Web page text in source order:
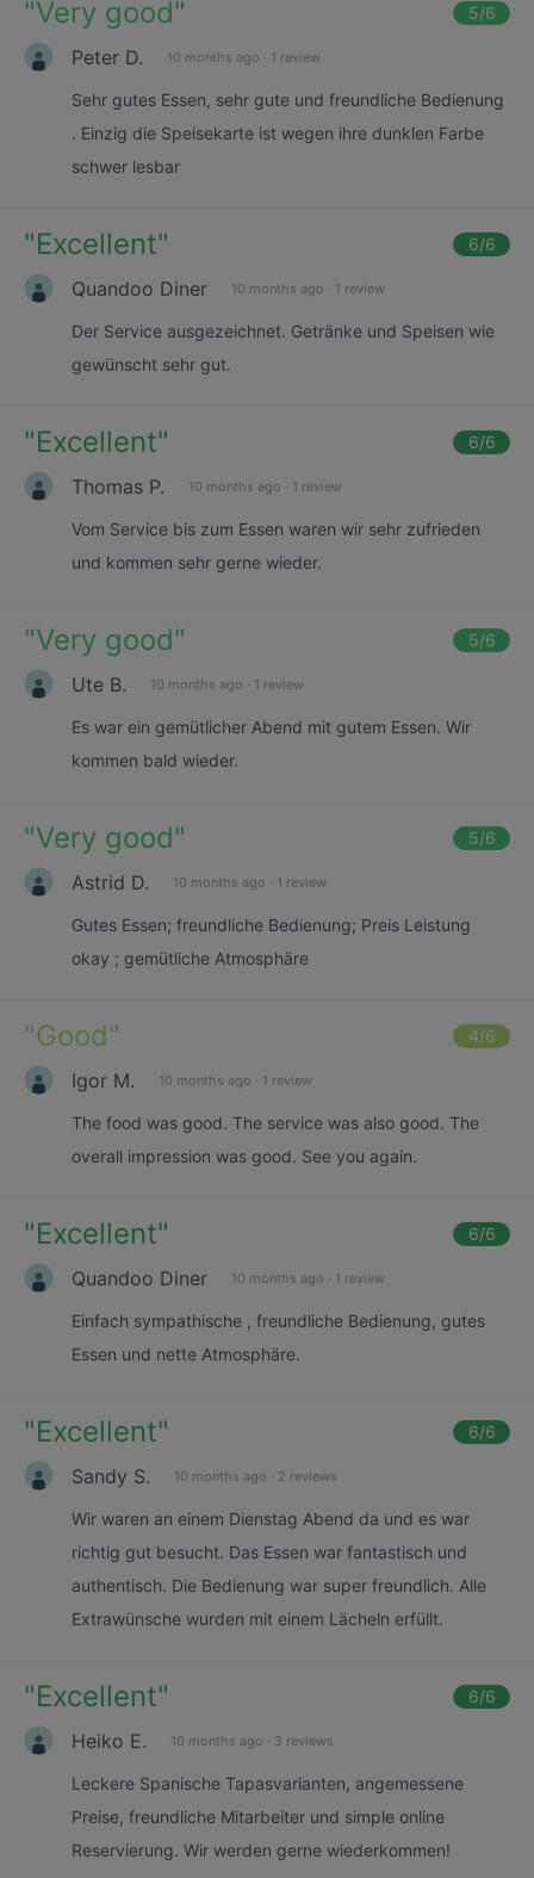
"Very good" 5/6
Peter D. 10 months ago · 1 review
Sehr gutes Essen, sehr gute und freundliche Bedienung
. Einzig die Speisekarte ist wegen ihre dunklen Farbe
schwer lesbar
"Excellent" 6/6
Quandoo Diner 10 months ago · 1 review
Der Service ausgezeichnet. Getränke und Speisen wie
gewünscht sehr gut.
"Excellent" 6/6
Thomas P. 10 months ago · 1 review
Vom Service bis zum Essen waren wir sehr zufrieden
und kommen sehr gerne wieder.
"Very good" 5/6
Ute B. 10 months ago · 1 review
Es war ein gemütlicher Abend mit gutem Essen. Wir
kommen bald wieder.
"Very good" 5/6
Astrid D. 10 months ago · 1 review
Gutes Essen; freundliche Bedienung; Preis Leistung
okay ; gemütliche Atmosphäre
"Good" 4/6
Igor M. 10 months ago · 1 review
The food was good. The service was also good. The
overall impression was good. See you again.
"Excellent" 6/6
Quandoo Diner 10 months ago · 1 review
Einfach sympathische , freundliche Bedienung, gutes
Essen und nette Atmosphäre.
"Excellent" 6/6
Sandy S. 10 months ago · 2 reviews
Wir waren an einem Dienstag Abend da und es war
richtig gut besucht. Das Essen war fantastisch und
authentisch. Die Bedienung war super freundlich. Alle
Extrawünsche wurden mit einem Lächeln erfüllt.
"Excellent" 6/6
Heiko E. 10 months ago · 3 reviews
Leckere Spanische Tapasvarianten, angemessene
Preise, freundliche Mitarbeiter und simple online
Reservierung. Wir werden gerne wiederkommen!